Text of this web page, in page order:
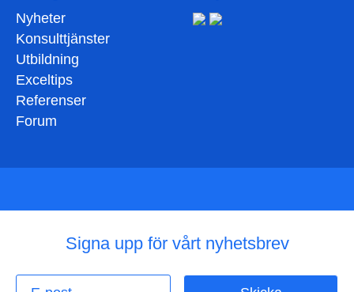
Nyheter
Konsulttjänster
Utbildning
Exceltips
Referenser
Forum
Signa upp för vårt nyhetsbrev